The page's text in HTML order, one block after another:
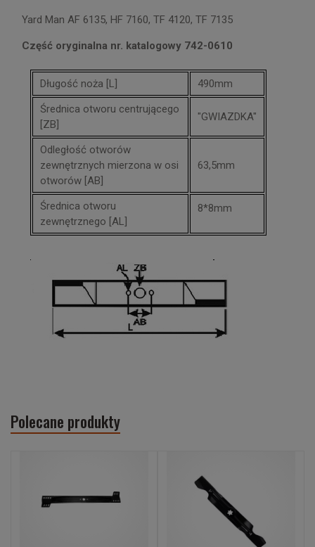
Yard Man AF 6135, HF 7160, TF 4120, TF 7135
Część oryginalna nr. katalogowy 742-0610
Długość noża [L]
490mm
Średnica otworu centrującego
[ZB]
"GWIAZDKA"
Odległość otworów
zewnętrznych mierzona w osi
otworów [AB]
63,5mm
Średnica otworu
zewnętrznego [AL]
8*8mm
Polecane produkty